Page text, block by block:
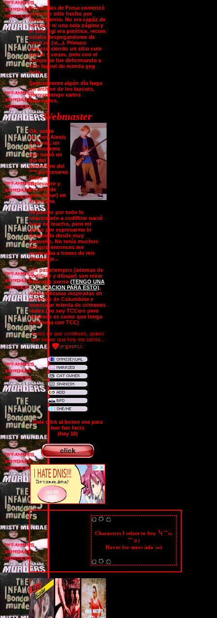
Rosquillas de Fresa comenzó
como un sitio hecho por
aburrimiento. No era capáz de
terminar ni una sola página y
el sitio ngl era patético, recien
estaba despegandome de
carrd.co (si...). Primero
empezó siendo un sitio cute
kawaii y cosas, pero con el
tiempo se fue deformando a
este layout de mierda geg
hola.
Seguramente algún día haga
un archive de los layouts,
porque tengo varios
guardados.
Webmaster
Ok, sobre
mi...soy Alexis
o Daniel, un
adolescente
que nació un
día del
pimentero del
**** por cesarea
(dato
irrelevante y
extraño de
mencionar) en
Argentina.
Mi pasión por todo lo
relacionado a codificar nació
hace no mucho, pero mi
gusto por expresarme lo
desarrolle desde muy
pequeño. No tenía muchos
amigos, entonces me
expresaba a traves de mis
dibujos je...
Mis pasatiempos (ademas de
codificar y dibujar) son mirar
películas porno (TENGO UNA
EXPLICACION PARA ESTO),
mirar películas inspiradas en
el tiroteo de Columbine e
investigar mierda de crimenes
reales (no soy TCCero pero
tampoco es como que tenga
problema con TCC)
Antes de que continues, quiero
que sepas que hoy me siento...
Dale click al boton ese para
leer fun facts
(hay 10)
click
Characters I relate to btw ╰(￣ω
￣ｏ)
Hover for more info :o)